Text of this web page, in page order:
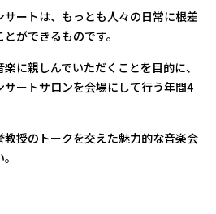
ートは、もっとも人々の日常に根差
ができるものです。
に親しんでいただくことを目的に、
サートサロンを会場にして行う年間4
授のトークを交えた魅力的な音楽会